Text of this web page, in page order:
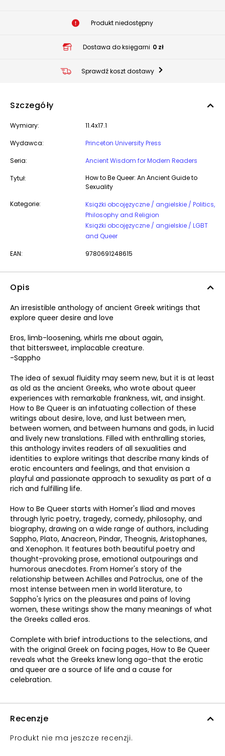
Produkt niedostępny
Dostawa do księgarni 0 zł
Sprawdź koszt dostawy
Szczegóły
Wymiary: 11.4x17.1
Wydawca: Princeton University Press
Seria: Ancient Wisdom for Modern Readers
Tytuł:
How to Be Queer: An Ancient Guide to
Sexuality
Kategorie:
Książki obcojęzyczne / angielskie / Politics,
Philosophy and Religion
Książki obcojęzyczne / angielskie / LGBT
and Queer
EAN: 9780691248615
Opis
An irresistible anthology of ancient Greek writings that
explore queer desire and love
Eros, limb-loosening, whirls me about again,
that bittersweet, implacable creature.
-Sappho
The idea of sexual fluidity may seem new, but it is at least
as old as the ancient Greeks, who wrote about queer
experiences with remarkable frankness, wit, and insight.
How to Be Queer is an infatuating collection of these
writings about desire, love, and lust between men,
between women, and between humans and gods, in lucid
and lively new translations. Filled with enthralling stories,
this anthology invites readers of all sexualities and
identities to explore writings that describe many kinds of
erotic encounters and feelings, and that envision a
playful and passionate approach to sexuality as part of a
rich and fulfilling life.
How to Be Queer starts with Homer's Iliad and moves
through lyric poetry, tragedy, comedy, philosophy, and
biography, drawing on a wide range of authors, including
Sappho, Plato, Anacreon, Pindar, Theognis, Aristophanes,
and Xenophon. It features both beautiful poetry and
thought-provoking prose, emotional outpourings and
humorous anecdotes. From Homer's story of the
relationship between Achilles and Patroclus, one of the
most intense between men in world literature, to
Sappho's lyrics on the pleasures and pains of loving
women, these writings show the many meanings of what
the Greeks called eros.
Complete with brief introductions to the selections, and
with the original Greek on facing pages, How to Be Queer
reveals what the Greeks knew long ago-that the erotic
and queer are a source of life and a cause for
celebration.
Recenzje
Produkt nie ma jeszcze recenzji.